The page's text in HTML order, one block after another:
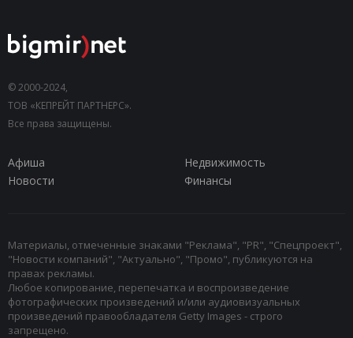
© 2000-2024,
ТОВ «КЕПРЕЙТ ПАРТНЕРС».
Все права защищены.
Афиша
Недвижимость
Новости
Финансы
Материалы, отмеченные знаками "Реклама", "PR", "Спецпроект",
"Новости компаний", "Актуально", "Промо", публикуются на
правах рекламы.
Любое копирование, перепечатка и воспроизведение
фотографических произведений и/или аудиовизуальных
произведений правообладателя Getty Images - строго
запрещено.